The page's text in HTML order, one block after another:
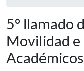
5º llamado
Movilidad
Académicos